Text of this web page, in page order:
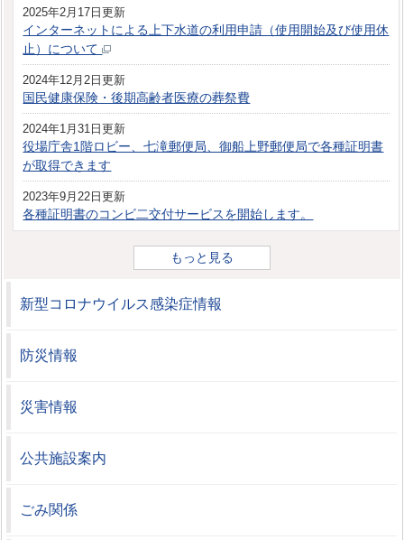
2025年2月17日更新
インターネットによる上下水道の利用申請（使用開始及び使用休
止）について
2024年12月2日更新
国民健康保険・後期高齢者医療の葬祭費
2024年1月31日更新
役場庁舎1階ロビー、七滝郵便局、御船上野郵便局で各種証明書
が取得できます
2023年9月22日更新
各種証明書のコンビ二交付サービスを開始します。
もっと見る
新型コロナウイルス感染症情報
防災情報
災害情報
公共施設案内
ごみ関係